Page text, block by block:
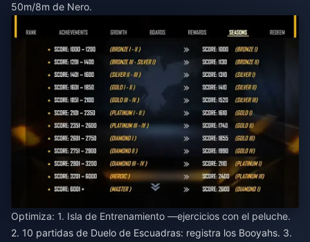
50m/8m de Nero.
Optimiza: 1. Isla de Entrenamiento —ejercicios con el peluche.
2. 10 partidas de Duelo de Escuadras: registra los Booyahs. 3.